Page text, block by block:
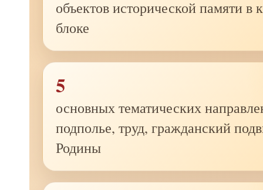
объектов исторической памяти в
блоке
5
основных тематических
подполье, труд, гражданский
Родины